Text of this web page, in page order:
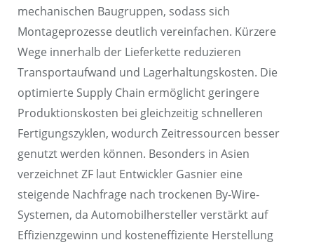
mechanischen Baugruppen, sodass sich
Montageprozesse deutlich vereinfachen. Kürzere
Wege innerhalb der Lieferkette reduzieren
Transportaufwand und Lagerhaltungskosten. Die
optimierte Supply Chain ermöglicht geringere
Produktionskosten bei gleichzeitig schnelleren
Fertigungszyklen, wodurch Zeitressourcen besser
genutzt werden können. Besonders in Asien
verzeichnet ZF laut Entwickler Gasnier eine
steigende Nachfrage nach trockenen By-Wire-
Systemen, da Automobilhersteller verstärkt auf
Effizienzgewinn und kosteneffiziente Herstellung